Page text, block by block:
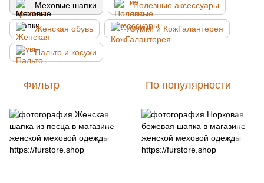
Меховые шапки Полезные аксессуары
Женская обувь Сумки и КожГалантерея
Пальто и косухи
Фильтр По популярности